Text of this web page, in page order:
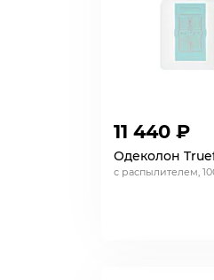
11 440 ₽
Одеколон
с распылителем,